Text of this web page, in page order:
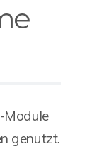
Module
genutzt.